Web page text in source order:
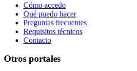
Cómo accedo
Qué puedo hacer
Preguntas frecuentes
Requisitos técnicos
Contacto
Otros portales